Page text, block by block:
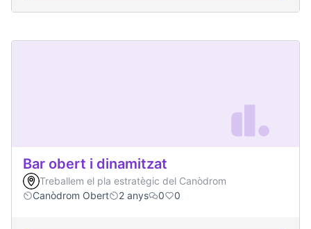
Bar obert i dinamitzat
Treballem el pla estratègic del Canòdrom
Canòdrom Obert
2 anys 0 0